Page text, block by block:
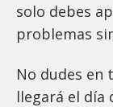
solo debes
problemas
No dudes en
llegará el día